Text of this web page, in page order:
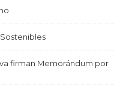
firman Memorándum por